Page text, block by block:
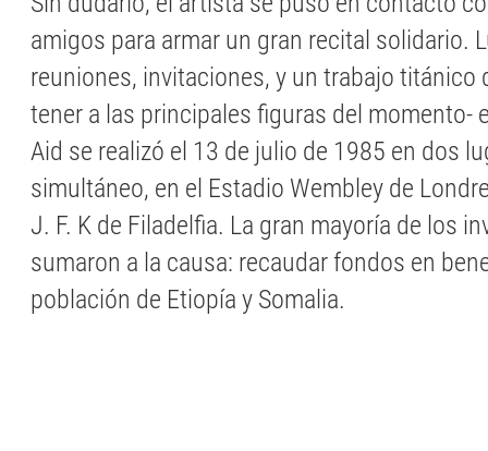
amigos para armar un gran recital solidario.
reuniones, invitaciones, y un trabajo titánico
tener a las principales figuras del momento-
Aid se realizó el 13 de julio de 1985 en dos
simultáneo, en el Estadio Wembley de
J. F. K de Filadelfia. La gran mayoría de los
sumaron a la causa: recaudar fondos en
población de Etiopía y Somalia.